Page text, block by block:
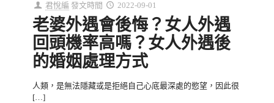
君悅編 發文時間 2022-09-01
老婆外遇會後悔？女人外遇
回頭機率高嗎？女人外遇後
的婚姻處理方式
人類，是無法隱藏或是拒絕自己心底最深處的慾望，因此很
[…]